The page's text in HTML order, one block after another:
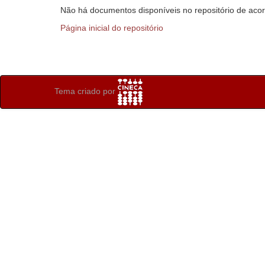
Não há documentos disponíveis no repositório de
Página inicial do repositório
Tema criado por